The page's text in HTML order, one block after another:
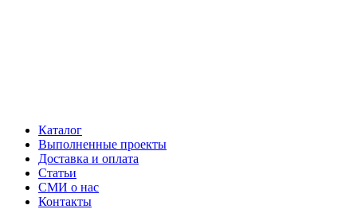
Каталог
Выполненные проекты
Доставка и оплата
Статьи
СМИ о нас
Контакты